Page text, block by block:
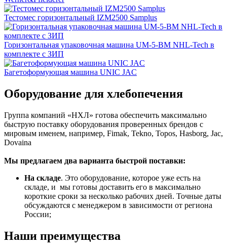
Тестомес горизонтальный IZM2500 Samplus
Горизонтальная упаковочная машина UM-5-BM NHL-Tech в
комплекте с ЗИП
Багетоформующая машина UNIC JAC
Оборудование для хлебопечения
Группа компаний «НХЛ» готова обеспечить максимально
быструю поставку оборудования проверенных брендов с
мировым именем, например, Fimak, Tekno, Topos, Hasborg, Jac,
Dovaina
Мы предлагаем два варианта быстрой поставки:
На складе. Это оборудование, которое уже есть на
складе, и мы готовы доставить его в максимально
короткие сроки за несколько рабочих дней. Точные даты
обсуждаются с менеджером в зависимости от региона
России;
Наши преимущества